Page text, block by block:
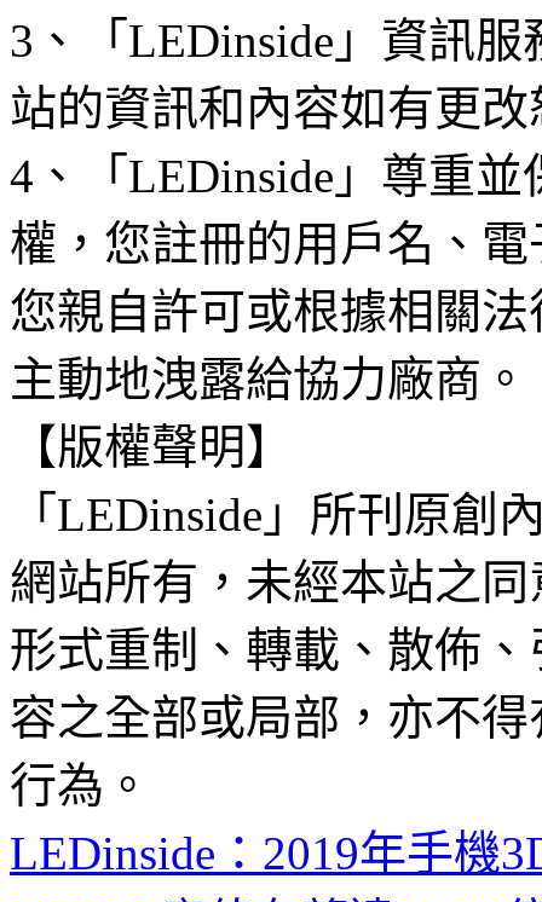
3、「LEDinside」資訊
站的資訊和內容如有更
4、「LEDinside」尊重
權，您註冊的用戶名、
您親自許可或根據相關
主動地洩露給協力廠商。
【版權聲明】
「LEDinside」所刊原創
網站所有，未經本站之
形式重制、轉載、散佈
容之全部或局部，亦不
行為。
LEDinside：2019年手機